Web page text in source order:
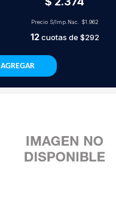
Precio S/Imp.Nac. $1.962
12cuotas de $292
AGREGAR